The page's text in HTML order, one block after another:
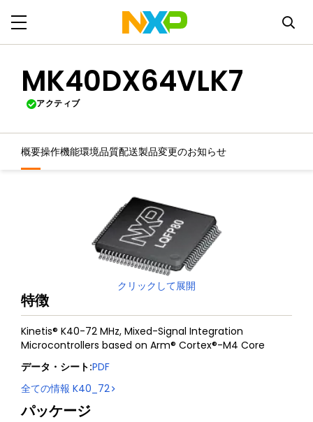
MK40DX64VLK7
アクティブ
概要操作機能環境品質配送製品変更のお知らせ
クリックして展開
特徴
Kinetis® K40-72 MHz, Mixed-Signal Integration
Microcontrollers based on Arm® Cortex®-M4 Core
データ・シート:PDF
全ての情報 K40_72
パッケージ